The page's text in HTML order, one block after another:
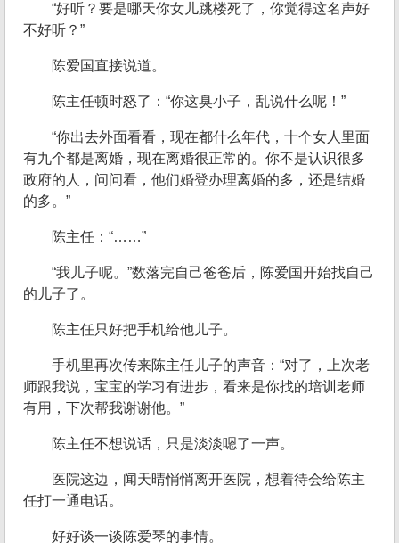
“好听？要是哪天你女儿跳楼死了，你觉得这名声好
不好听？”
陈爱国直接说道。
陈主任顿时怒了：“你这臭小子，乱说什么呢！”
“你出去外面看看，现在都什么年代，十个女人里面
有九个都是离婚，现在离婚很正常的。你不是认识很多
政府的人，问问看，他们婚登办理离婚的多，还是结婚
的多。”
陈主任：“……”
“我儿子呢。”数落完自己爸爸后，陈爱国开始找自己
的儿子了。
陈主任只好把手机给他儿子。
手机里再次传来陈主任儿子的声音：“对了，上次老
师跟我说，宝宝的学习有进步，看来是你找的培训老师
有用，下次帮我谢谢他。”
陈主任不想说话，只是淡淡嗯了一声。
医院这边，闻天晴悄悄离开医院，想着待会给陈主
任打一通电话。
好好谈一谈陈爱琴的事情。